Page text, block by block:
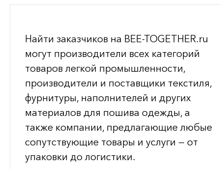
Найти заказчиков на BEE-TOGETHER.ru
могут производители всех категорий
товаров легкой промышленности,
производители и поставщики текстиля,
фурнитуры, наполнителей и других
материалов для пошива одежды, а
также компании, предлагающие любые
сопутствующие товары и услуги — от
упаковки до логистики.